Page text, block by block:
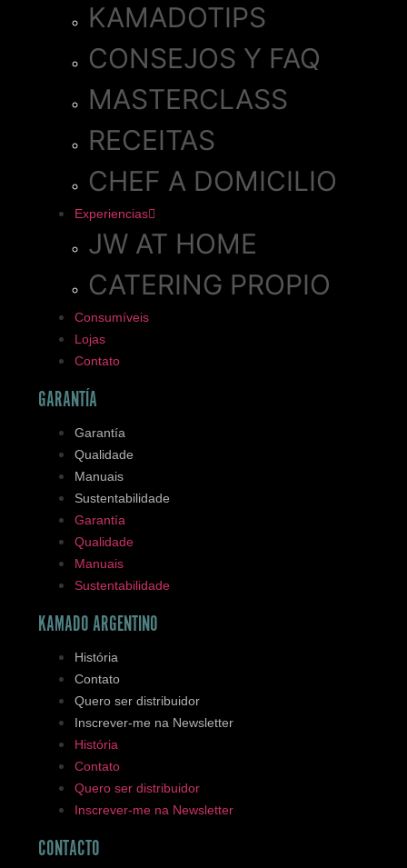
KAMADOTIPS
CONSEJOS Y FAQ
MASTERCLASS
RECEITAS
CHEF A DOMICILIO
Experiencias
JW AT HOME
CATERING PROPIO
Consumíveis
Lojas
Contato
GARANTÍA
Garantía
Qualidade
Manuais
Sustentabilidade
Garantía
Qualidade
Manuais
Sustentabilidade
KAMADO ARGENTINO
História
Contato
Quero ser distribuidor
Inscrever-me na Newsletter
História
Contato
Quero ser distribuidor
Inscrever-me na Newsletter
CONTACTO